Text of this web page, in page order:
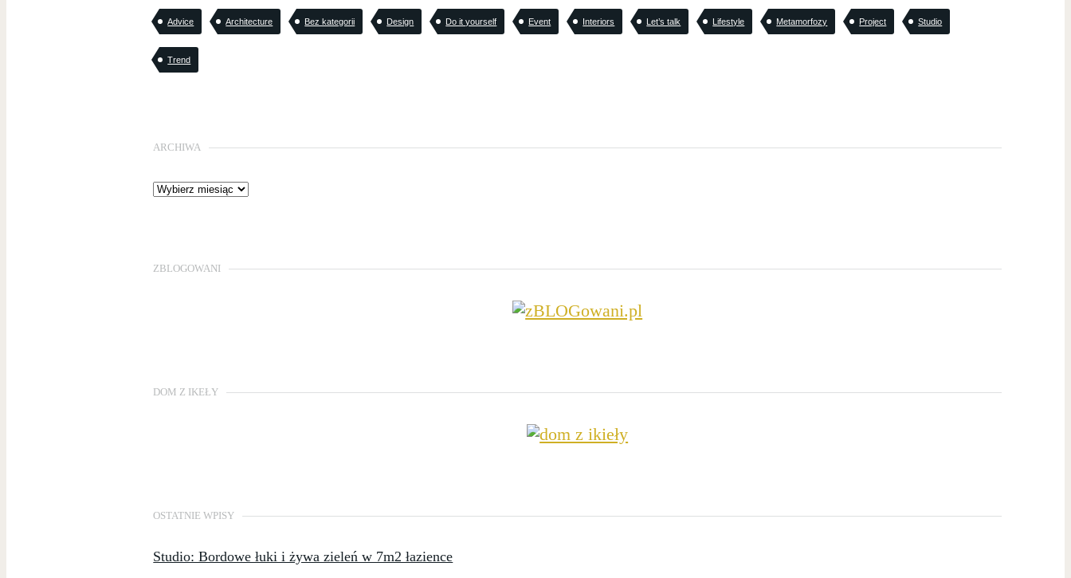
Advice Architecture Bez kategorii Design Do it yourself Event Interiors Let’s talk Lifestyle Metamorfozy Project Studio
Trend
ARCHIWA
ZBLOGOWANI
DOM Z IKEŁY
OSTATNIE WPISY
Studio: Bordowe łuki i żywa zieleń w 7m2 łazience